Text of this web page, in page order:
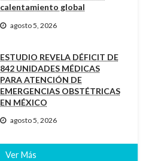
calentamiento global
agosto 5, 2026
ESTUDIO REVELA DÉFICIT DE
842 UNIDADES MÉDICAS
PARA ATENCIÓN DE
EMERGENCIAS OBSTÉTRICAS
EN MÉXICO
agosto 5, 2026
Ver Más